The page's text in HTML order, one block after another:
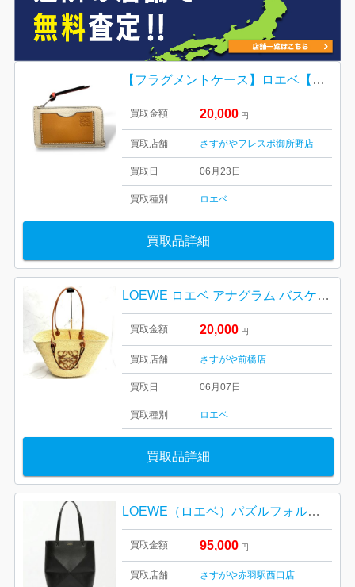
【フラグメントケース】ロエベ【Aランク】
買取金額 20,000 円
買取店舗 さすがやフレスポ御所野店
買取日 06月23日
買取種別 ロエベ
買取品詳細
LOEWE ロエベ アナグラム バスケットバッグ ミディアム｜高崎市井野町
買取金額 20,000 円
買取店舗 さすがや前橋店
買取日 06月07日
買取種別 ロエベ
買取品詳細
LOEWE（ロエベ）パズルフォルドトート ミニ シャイニーカーフ
買取金額 95,000 円
買取店舗 さすがや赤羽駅西口店